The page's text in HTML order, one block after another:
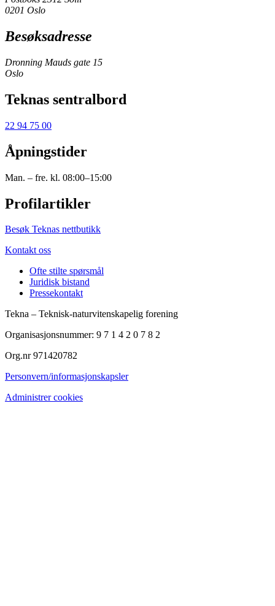
0201 Oslo
Besøksadresse
Dronning Mauds gate 15
Oslo
Teknas sentralbord
22 94 75 00
Åpningstider
Man. – fre. kl. 08:00–15:00
Profilartikler
Besøk Teknas nettbutikk
Kontakt oss
Ofte stilte spørsmål
Juridisk bistand
Pressekontakt
Tekna – Teknisk-naturvitenskapelig forening
Organisasjonsnummer: 9 7 1 4 2 0 7 8 2
Org.nr 971420782
Personvern/informasjonskapsler
Administrer cookies